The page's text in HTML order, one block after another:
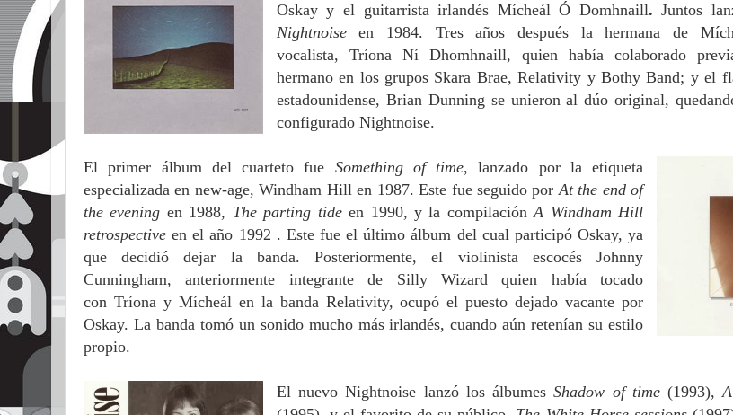
Oskay y el guitarrista irlandés Mícheál Ó Domhnaill.Juntos
Nightnoiseen 1984. Tres años después la hermana de
vocalista, Tríona Ní Dhomhnaill, quien había colaborado
hermano en los grupos Skara Brae, Relativity y Bothy Band; y el
estadounidense, Brian Dunning se unieron al dúo original,
configurado Nightnoise.
El primer álbum del cuarteto fue Something of time, lanzado por la etiqueta
especializada en new-age, Windham Hill en 1987. Este fue seguido porAt the end of
the evening en 1988, The parting tideen 1990, y la compilaciónA Windham Hill
retrospective en el año 1992 . Este fue el último álbum del cual participó Oskay, ya
que decidió dejar la banda. Posteriormente, el violinista escocés Johnny
Cunningham, anteriormente integrante de Silly Wizard quien había tocado
con Tríona y Mícheál en la banda Relativity, ocupó el puesto dejado vacante por
Oskay. La banda tomó un sonido mucho más irlandés, cuando aún retenían su estilo
propio.
El nuevo Nightnoise lanzó los álbumesShadow of time(1993),